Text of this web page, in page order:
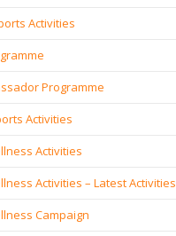
Activities
Programme
Activities
Activities
Activities – Latest Activities
Campaign